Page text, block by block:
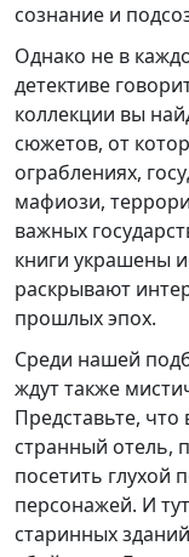
сознание и
Однако не в
детективе
коллекции вы
сюжетов, от
ограблениях,
мафиози,
важных
книги украшены
раскрывают
прошлых эпох.
Среди нашей
ждут также
Представьте,
странный отель,
посетить глухой
персонажей. И
старинных